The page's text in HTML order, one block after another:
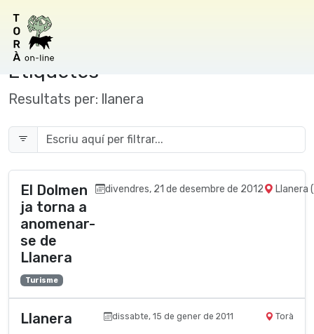
Etiquetes
Resultats per: llanera
El Dolmen
ja torna a
anomenar-
se de
Llanera
divendres, 21 de desembre de 2012 Llanera
Turisme
Llanera dissabte, 15 de gener de 2011 Torà